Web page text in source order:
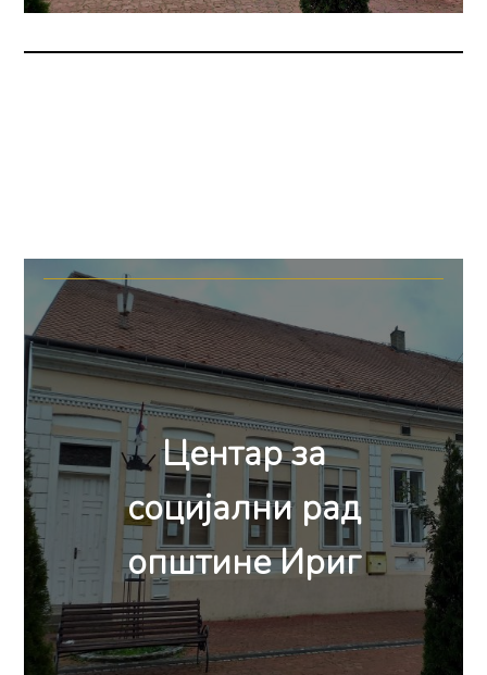
Центар за
социјални рад
општине Ириг